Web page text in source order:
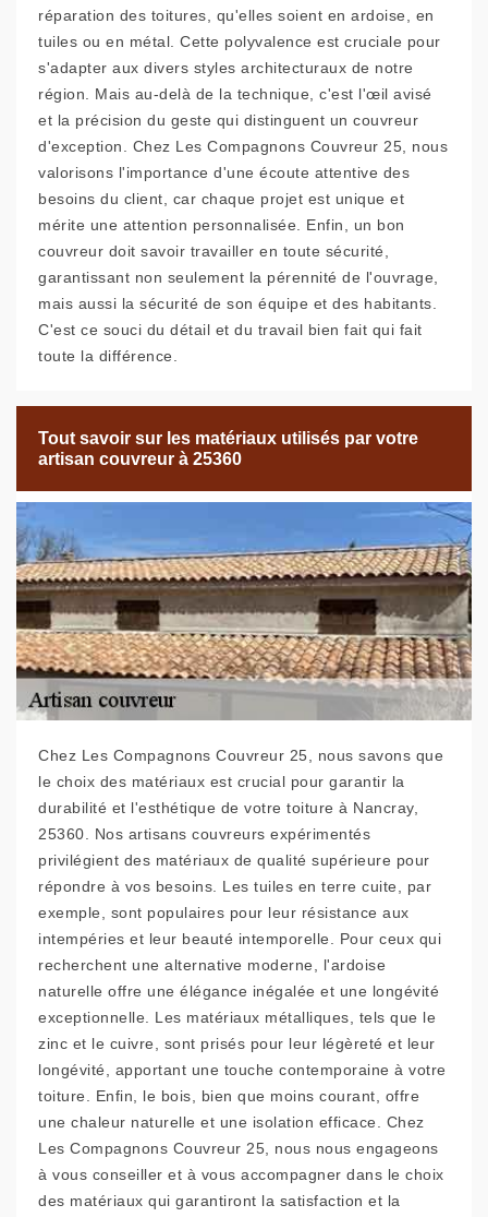
réparation des toitures, qu'elles soient en ardoise, en
tuiles ou en métal. Cette polyvalence est cruciale pour
s'adapter aux divers styles architecturaux de notre
région. Mais au-delà de la technique, c'est l'œil avisé
et la précision du geste qui distinguent un couvreur
d'exception. Chez Les Compagnons Couvreur 25, nous
valorisons l'importance d'une écoute attentive des
besoins du client, car chaque projet est unique et
mérite une attention personnalisée. Enfin, un bon
couvreur doit savoir travailler en toute sécurité,
garantissant non seulement la pérennité de l'ouvrage,
mais aussi la sécurité de son équipe et des habitants.
C'est ce souci du détail et du travail bien fait qui fait
toute la différence.
Tout savoir sur les matériaux utilisés par votre
artisan couvreur à 25360
Chez Les Compagnons Couvreur 25, nous savons que
le choix des matériaux est crucial pour garantir la
durabilité et l'esthétique de votre toiture à Nancray,
25360. Nos artisans couvreurs expérimentés
privilégient des matériaux de qualité supérieure pour
répondre à vos besoins. Les tuiles en terre cuite, par
exemple, sont populaires pour leur résistance aux
intempéries et leur beauté intemporelle. Pour ceux qui
recherchent une alternative moderne, l'ardoise
naturelle offre une élégance inégalée et une longévité
exceptionnelle. Les matériaux métalliques, tels que le
zinc et le cuivre, sont prisés pour leur légèreté et leur
longévité, apportant une touche contemporaine à votre
toiture. Enfin, le bois, bien que moins courant, offre
une chaleur naturelle et une isolation efficace. Chez
Les Compagnons Couvreur 25, nous nous engageons
à vous conseiller et à vous accompagner dans le choix
des matériaux qui garantiront la satisfaction et la